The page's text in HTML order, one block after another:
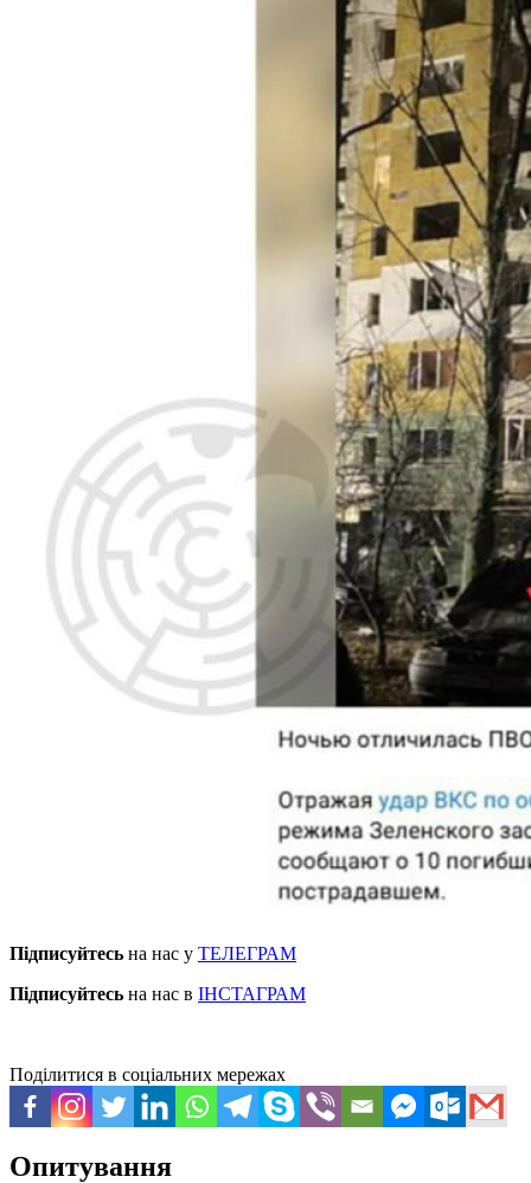
Підписуйтесь на нас у ТЕЛЕГРАМ
Підписуйтесь на нас в ІНСТАГРАМ
Поділитися в соціальних мережах
Опитування